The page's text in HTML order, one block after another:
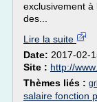
exclusivement
des...
Lire la suite
Date: 2017-02-
Site : http://
Thèmes liés :
salaire fonction